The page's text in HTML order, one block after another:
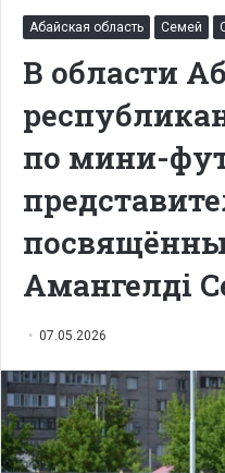
Абайская область Семей
В области
по мини-
Амангелді
07.05.2026